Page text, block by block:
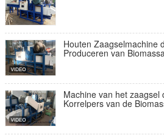
Houten Zaagselmachine
Produceren van
Machine van het
Korrelpers van de